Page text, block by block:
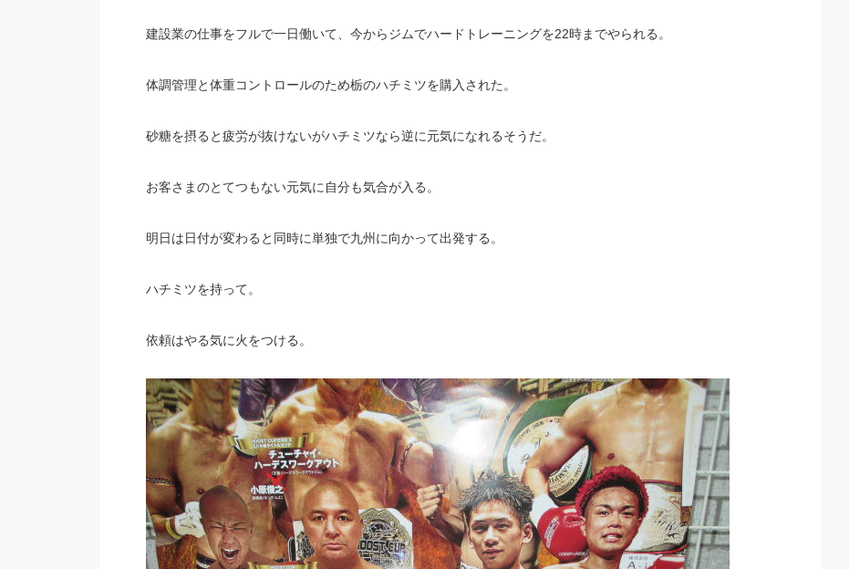
建設業の仕事をフルで一日働いて、今からジムでハードトレーニングを22時までやられる。
体調管理と体重コントロールのため栃のハチミツを購入された。
砂糖を摂ると疲労が抜けないがハチミツなら逆に元気になれるそうだ。
お客さまのとてつもない元気に自分も気合が入る。
明日は日付が変わると同時に単独で九州に向かって出発する。
ハチミツを持って。
依頼はやる気に火をつける。